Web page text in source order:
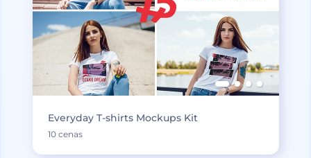
Everyday T-shirts Mockups Kit
10 cenas